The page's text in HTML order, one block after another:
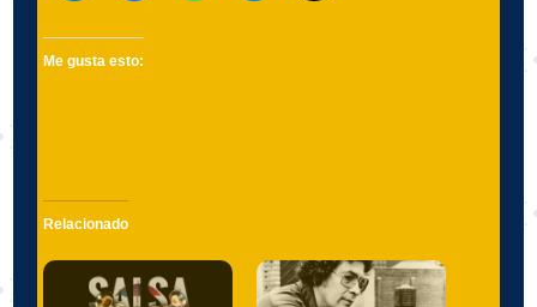
la-
florida/article28353043.html#storylink=cpy
Me gusta esto:
Relacionado